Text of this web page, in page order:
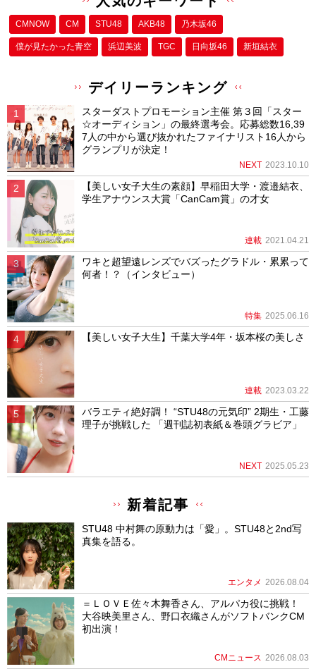
CMNOW CM STU48 AKB48 乃木坂46
僕が⾒たかった⻘空 浜辺美波 TGC 日向坂46 新垣結衣
デイリーランキング
スターダストプロモーション主催 第３回「スター
☆オーディション」の最終選考会。応募総数16,39
7人の中から選び抜かれたファイナリスト16人から
グランプリが決定！
NEXT 2023.10.10
【美しい女子大生の素顔】早稲田大学・渡邉結衣、
学生アナウンス大賞「CanCam賞」の才女
連載 2021.04.21
ワキと超望遠レンズでバズったグラドル・累累って
何者！？（インタビュー）
特集 2025.06.16
【美しい女子大生】千葉大学4年・坂本桜の美しさ
連載 2023.03.22
バラエティ絶好調！ “STU48の元気印” 2期生・工藤
理子が挑戦した 「週刊誌初表紙＆巻頭グラビア」
NEXT 2025.05.23
新着記事
STU48 中村舞の原動力は「愛」。STU48と2nd写
真集を語る。
エンタメ 2026.08.04
＝ＬＯＶＥ佐々木舞香さん、アルパカ役に挑戦！
大谷映美里さん、野口衣織さんがソフトバンクCM
初出演！
CMニュース 2026.08.03